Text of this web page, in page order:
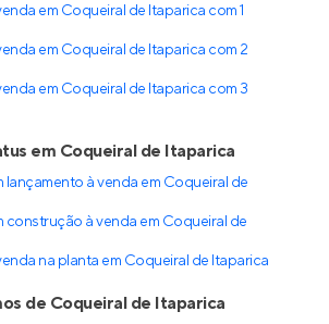
em Coqueiral de Itaparica com 1
em Coqueiral de Itaparica com 2
em Coqueiral de Itaparica com 3
em Coqueiral de Itaparica
à venda em Coqueiral de
construção à venda em Coqueiral de
na planta em Coqueiral de Itaparica
de Coqueiral de Itaparica